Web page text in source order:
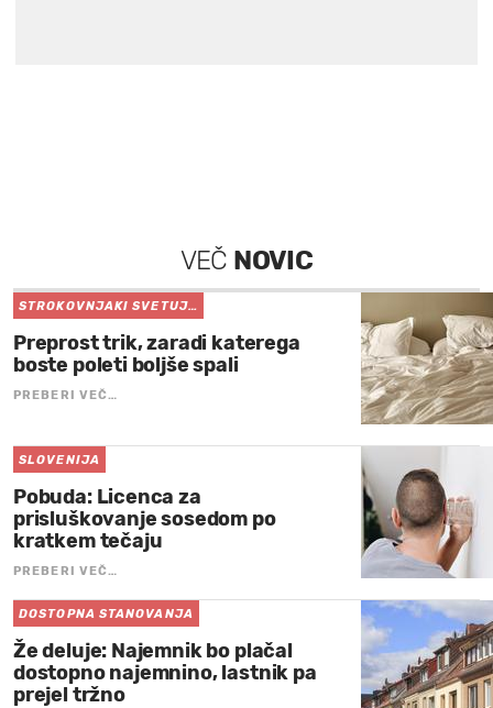
VEČ NOVIC
STROKOVNJAKI SVETUJ…
Preprost trik, zaradi katerega
boste poleti boljše spali
PREBERI VEČ…
SLOVENIJA
Pobuda: Licenca za
prisluškovanje sosedom po
kratkem tečaju
PREBERI VEČ…
DOSTOPNA STANOVANJA
Že deluje: Najemnik bo plačal
dostopno najemnino, lastnik pa
prejel tržno